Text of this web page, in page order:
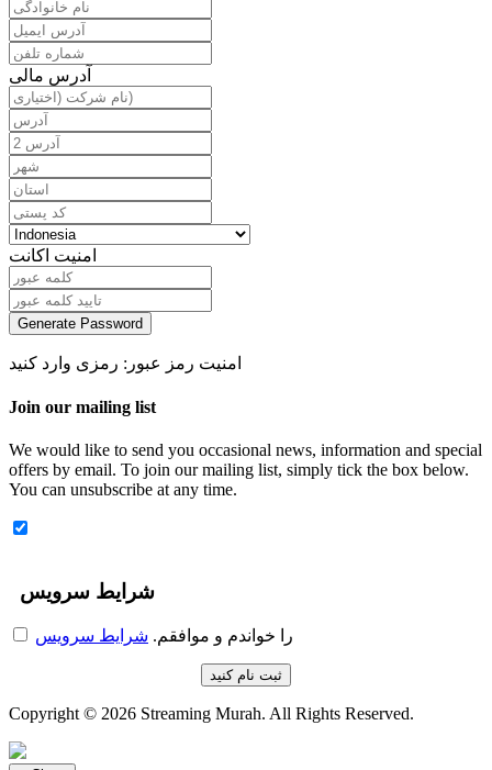
آدرس مالی
امنیت اکانت
Generate Password
امنیت رمز عبور: رمزی وارد کنید
Join our mailing list
We would like to send you occasional news, information and special
offers by email. To join our mailing list, simply tick the box below.
You can unsubscribe at any time.
شرایط سرویس
را خواندم و موافقم. شرایط سرویس
Copyright © 2026 Streaming Murah. All Rights Reserved.